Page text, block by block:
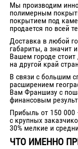
Мы производим
полимерным
покрытием под
продается по всей
Доставка в любой
габариты, а значит
Вашем городе
на другой край
В связи с большим
расширением
Вам Франшизу с
финансовым
Прибыль от 150 000
с крупных
30% мелкие и
ЧТО ИМЕННО